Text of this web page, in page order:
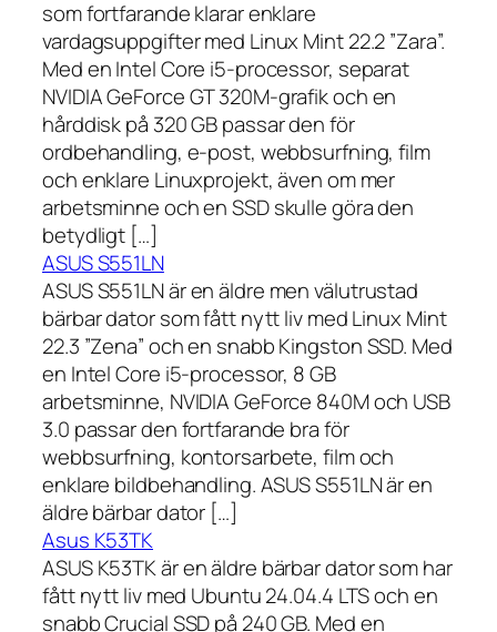
som fortfarande klarar enklare
vardagsuppgifter med Linux Mint 22.2 ”Zara”.
Med en Intel Core i5-processor, separat
NVIDIA GeForce GT 320M-grafik och en
hårddisk på 320 GB passar den för
ordbehandling, e-post, webbsurfning, film
och enklare Linuxprojekt, även om mer
arbetsminne och en SSD skulle göra den
betydligt […]
ASUS S551LN
ASUS S551LN är en äldre men välutrustad
bärbar dator som fått nytt liv med Linux Mint
22.3 ”Zena” och en snabb Kingston SSD. Med
en Intel Core i5-processor, 8 GB
arbetsminne, NVIDIA GeForce 840M och USB
3.0 passar den fortfarande bra för
webbsurfning, kontorsarbete, film och
enklare bildbehandling. ASUS S551LN är en
äldre bärbar dator […]
Asus K53TK
ASUS K53TK är en äldre bärbar dator som har
fått nytt liv med Ubuntu 24.04.4 LTS och en
snabb Crucial SSD på 240 GB. Med en